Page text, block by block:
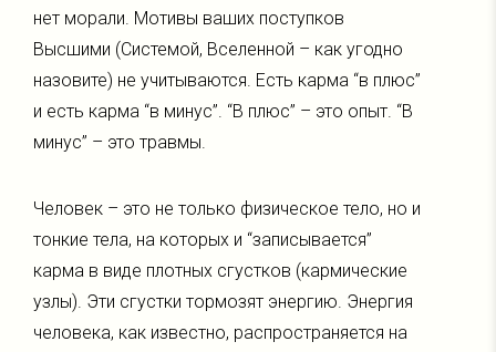
нет морали. Мотивы ваших поступков
Высшими (Системой, Вселенной – как угодно
назовите) не учитываются. Есть карма “в плюс”
и есть карма “в минус”. “В плюс” – это опыт. “В
минус” – это травмы.
Человек – это не только физическое тело, но и
тонкие тела, на которых и “записывается”
карма в виде плотных сгустков (кармические
узлы). Эти сгустки тормозят энергию. Энергия
человека, как известно, распространяется на